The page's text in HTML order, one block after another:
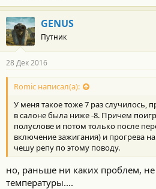
GENUS
Путник
28 Дек 2016
Romic написал(а):
У меня такое тоже 7 раз случилось,
в салоне была ниже -8. Причем
полуслове и потом только после
включение зажигания) и прогрева
чешу репу по этому поводу.
но, раньше ни каких проблем,
температуры....